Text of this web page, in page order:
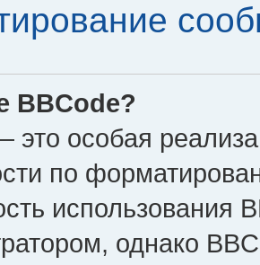
BBCode?
это особая
по
использования
однако